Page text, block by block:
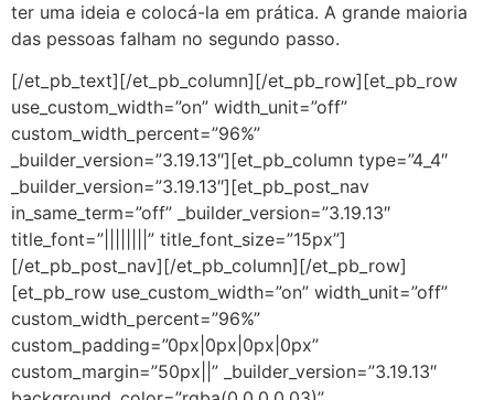
ter uma ideia e colocá-la em prática. A grande maioria
das pessoas falham no segundo passo.
[/et_pb_text][/et_pb_column][/et_pb_row][et_pb_row
use_custom_width=”on” width_unit=”off”
custom_width_percent=”96%”
_builder_version=”3.19.13″][et_pb_column type=”4_4″
_builder_version=”3.19.13″][et_pb_post_nav
in_same_term=”off” _builder_version=”3.19.13″
title_font=”||||||||” title_font_size=”15px”]
[/et_pb_post_nav][/et_pb_column][/et_pb_row]
[et_pb_row use_custom_width=”on” width_unit=”off”
custom_width_percent=”96%”
custom_padding=”0px|0px|0px|0px”
custom_margin=”50px||” _builder_version=”3.19.13″